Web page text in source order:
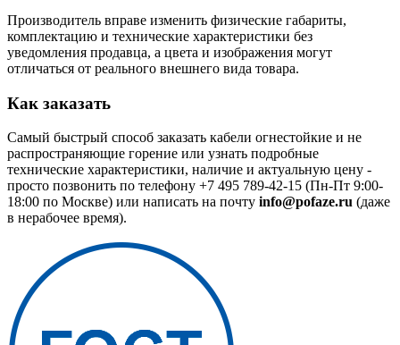
Производитель вправе изменить физические габариты,
комплектацию и технические характеристики без
уведомления продавца, а цвета и изображения могут
отличаться от реального внешнего вида товара.
Как заказать
Самый быстрый способ заказать кабели огнестойкие и не
распространяющие горение или узнать подробные
технические характеристики, наличие и актуальную цену -
просто позвонить по телефону +7 495 789-42-15 (Пн-Пт 9:00-
18:00 по Москве) или написать на почту info@pofaze.ru (даже
в нерабочее время).